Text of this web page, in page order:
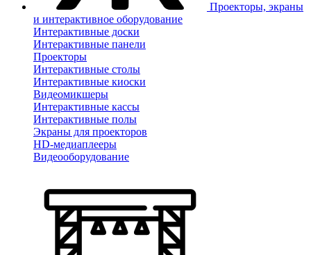
Проекторы, экраны
и интерактивное оборудование
Интерактивные доски
Интерактивные панели
Проекторы
Интерактивные столы
Интерактивные киоски
Видеомикшеры
Интерактивные кассы
Интерактивные полы
Экраны для проекторов
HD-медиаплееры
Видеооборудование